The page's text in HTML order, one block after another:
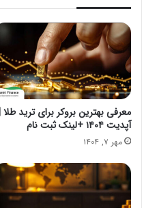
معرفی بهترین بروکر برای ترید طلا |
آپدیت ۱۴۰۴ +لینک ثبت نام
مهر ۷, ۱۴۰۴